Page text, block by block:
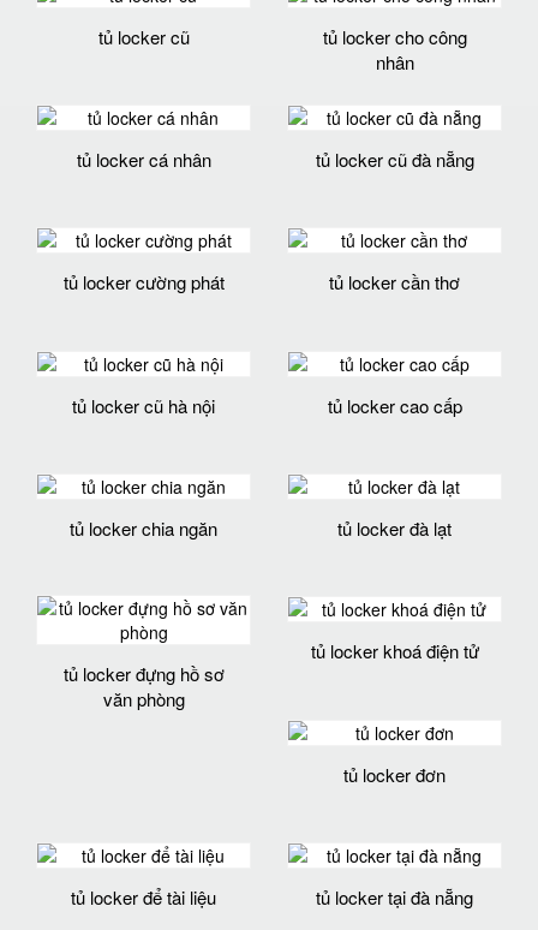
tủ locker cũ
tủ locker cho công
nhân
tủ locker cá nhân tủ locker cũ đà nẵng
tủ locker cường phát tủ locker cần thơ
tủ locker cũ hà nội tủ locker cao cấp
tủ locker chia ngăn tủ locker đà lạt
tủ locker đựng hồ sơ
văn phòng
tủ locker khoá điện tử
tủ locker đơn
tủ locker để tài liệu tủ locker tại đà nẵng